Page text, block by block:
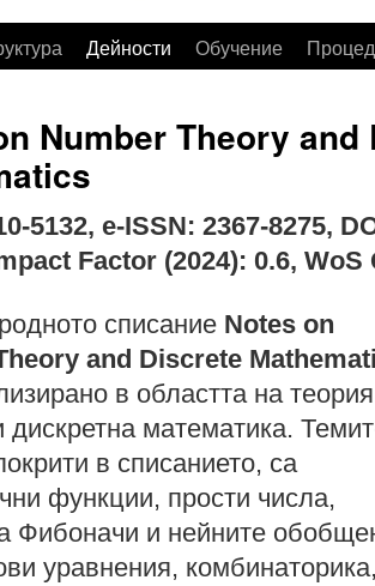
Дейности Обучение
Number Theory and
5132, e-ISSN: 2367-8275,
Factor (2024): 0.6, WoS
списание Notes on
and Discrete
в областта на
дискретна математика.
в списанието, са
функции, прости числа,
Фибоначи и нейните
уравнения,